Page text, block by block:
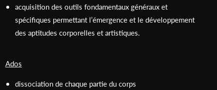
acquisition des outils fondamentaux généraux et
spécifiques permettant l’émergence et le développement
des aptitudes corporelles et artistiques.
Ados
dissociation de chaque partie du corps